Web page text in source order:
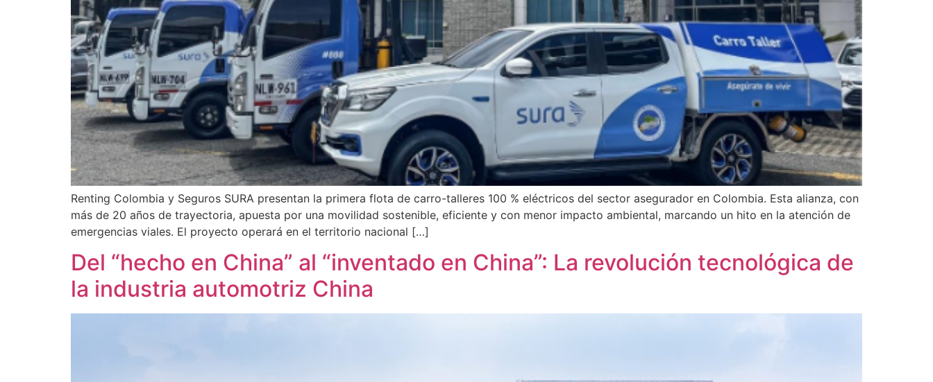
Renting Colombia y Seguros SURA presentan la primera flota de carro-talleres 100 % eléctricos del sector asegurador en Colombia. Esta alianza, con
más de 20 años de trayectoria, apuesta por una movilidad sostenible, eficiente y con menor impacto ambiental, marcando un hito en la atención de
emergencias viales. El proyecto operará en el territorio nacional […]
Del “hecho en China” al “inventado en China”: La revolución tecnológica de
la industria automotriz China